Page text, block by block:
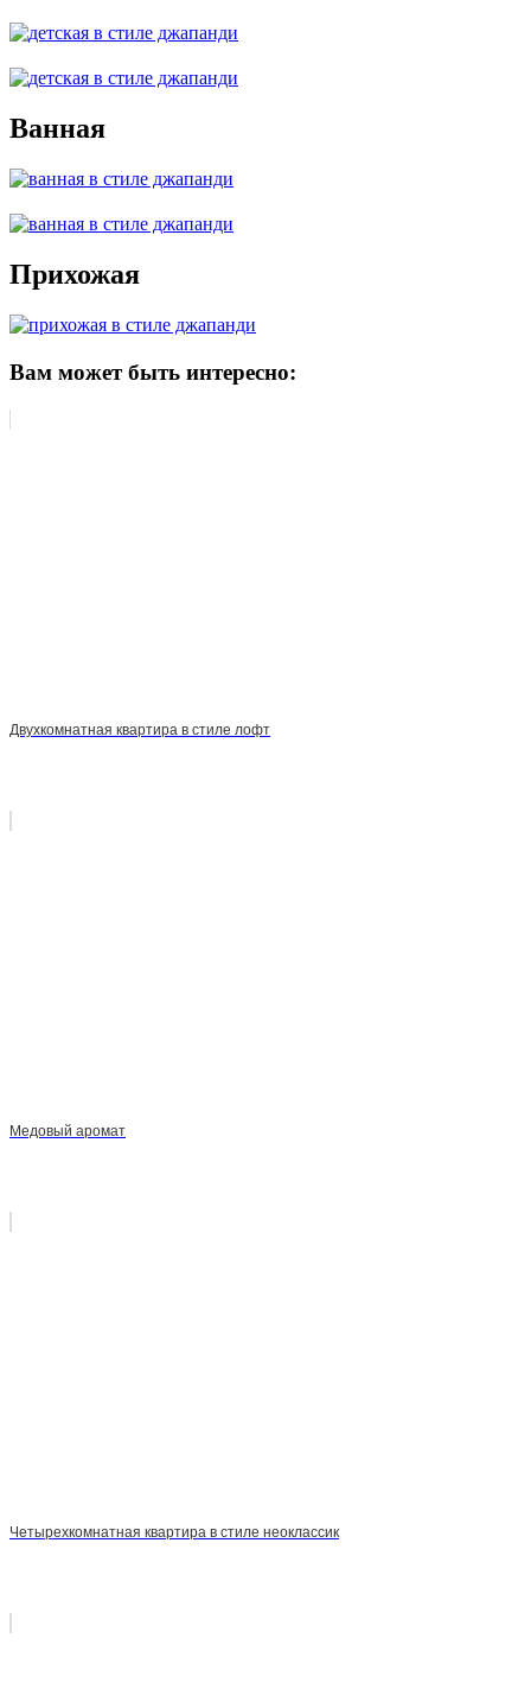
Ванная
Прихожая
Вам может быть интересно:
Двухкомнатная квартира в стиле лофт
Медовый аромат
Четырехкомнатная квартира в стиле неоклассик